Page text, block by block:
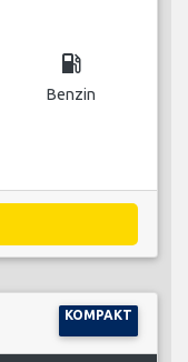
local_gas_station
Benzin
KOMPAKT